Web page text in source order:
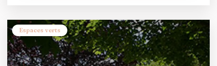
Espaces verts